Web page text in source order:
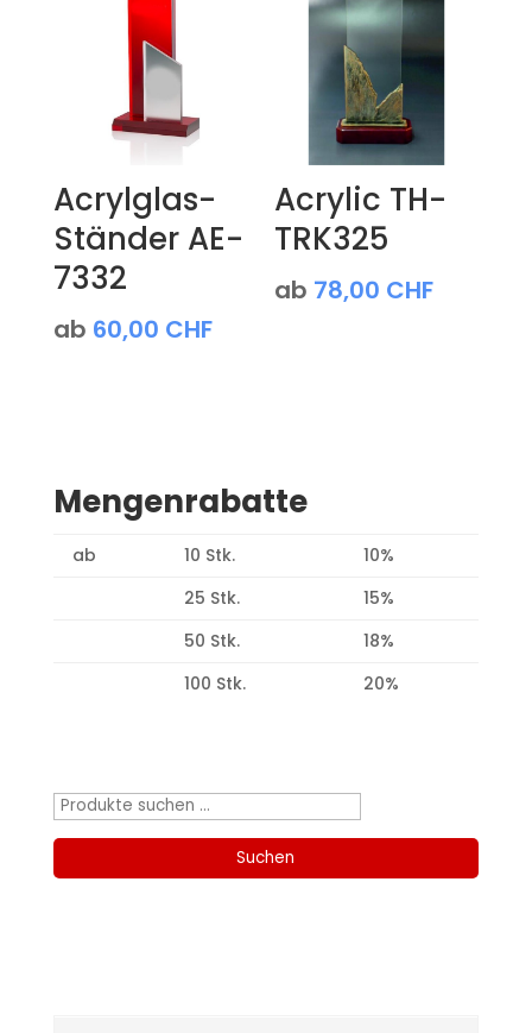
Acrylglas-
Ständer AE-
7332
ab 60,00 CHF
Acrylic TH-
TRK325
ab 78,00 CHF
Mengenrabatte
ab 10 Stk.
10%
25 Stk.
15%
50 Stk.
18%
100 Stk.
20%
Suchen
Suchen